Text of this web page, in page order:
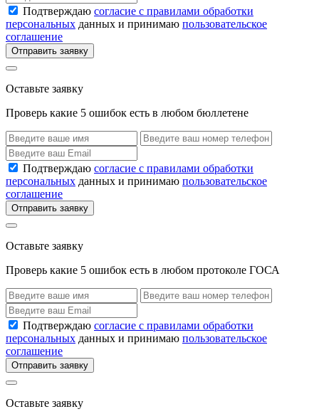
Подтверждаю согласие с правилами обработки
персональных данных и принимаю пользовательское
соглашение
Отправить заявку
Оставьте заявку
Проверь какие 5 ошибок есть в любом бюллетене
Подтверждаю согласие с правилами обработки
персональных данных и принимаю пользовательское
соглашение
Отправить заявку
Оставьте заявку
Проверь какие 5 ошибок есть в любом протоколе ГОСА
Подтверждаю согласие с правилами обработки
персональных данных и принимаю пользовательское
соглашение
Отправить заявку
Оставьте заявку